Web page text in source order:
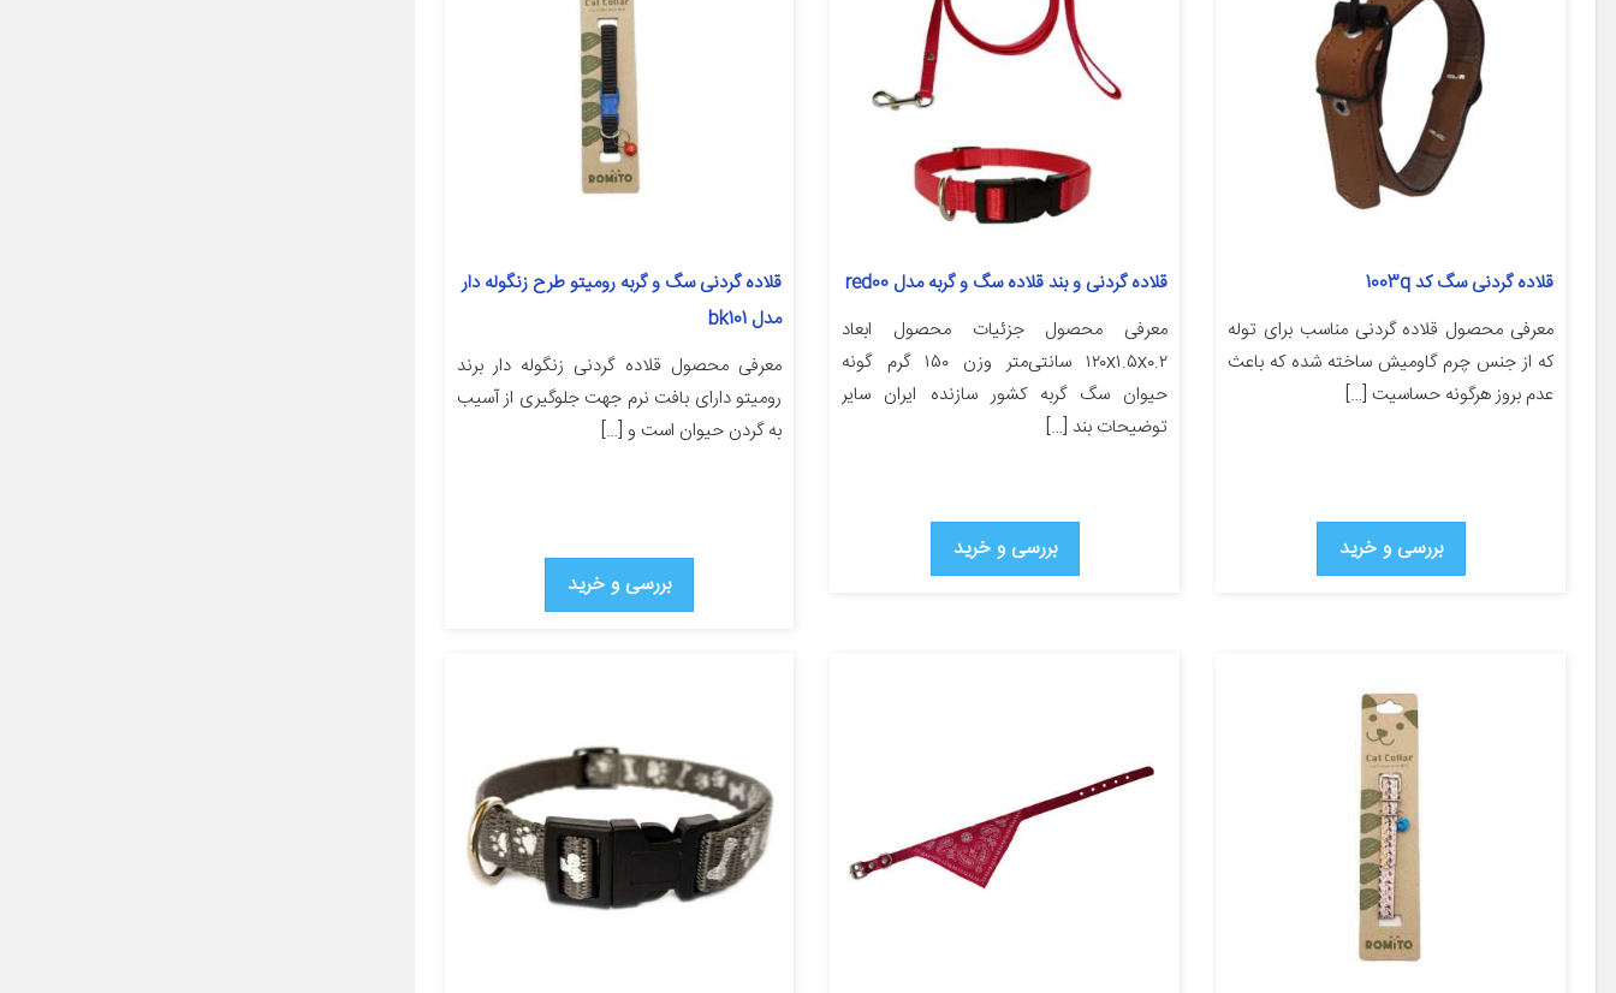
قلاده گردنی سگ کد 1003q
معرفی محصول قلاده گردنی مناسب برای توله
که از جنس چرم گاومیش ساخته شده که باعث
عدم بروز هرگونه حساسیت […]
بررسی و خرید
قلاده گردنی و بند قلاده سگ و گربه مدل red00
معرفی محصول جزئیات محصول ابعاد
۱۲۰x۱.۵x۰.۲ سانتی‌متر وزن ۱۵۰ گرم گونه
حیوان سگ گربه کشور سازنده ایران سایر
توضیحات بند […]
بررسی و خرید
قلاده گردنی سگ و گربه روميتو طرح زنگوله دار
مدل bk101
معرفی محصول قلاده گردنی زنگوله دار برند
رومیتو دارای بافت نرم جهت جلوگیری از آسیب
به گردن حیوان است و […]
بررسی و خرید